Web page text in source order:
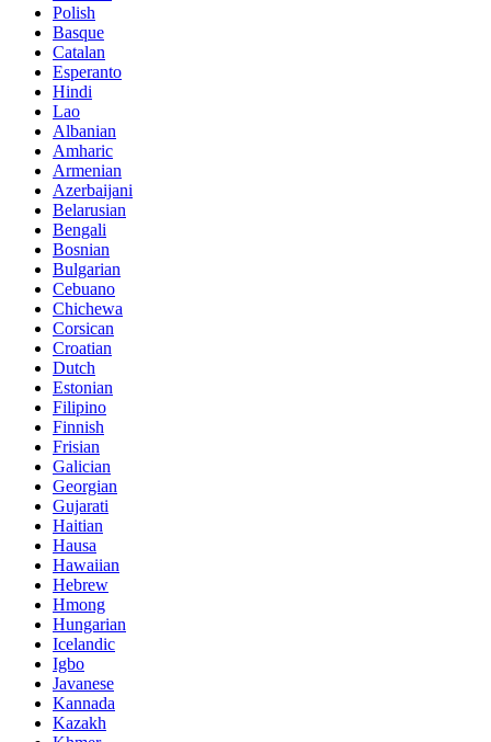
Polish
Basque
Catalan
Esperanto
Hindi
Lao
Albanian
Amharic
Armenian
Azerbaijani
Belarusian
Bengali
Bosnian
Bulgarian
Cebuano
Chichewa
Corsican
Croatian
Dutch
Estonian
Filipino
Finnish
Frisian
Galician
Georgian
Gujarati
Haitian
Hausa
Hawaiian
Hebrew
Hmong
Hungarian
Icelandic
Igbo
Javanese
Kannada
Kazakh